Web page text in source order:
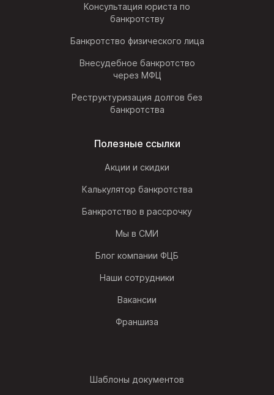
Консультация юриста по
банкротству
Банкротство физического лица
Внесудебное банкротство
через МФЦ
Реструктуризация долгов без
банкротства
Полезные ссылки
Акции и скидки
Калькулятор банкротства
Банкротство в рассрочку
Мы в СМИ
Блог компании ФЦБ
Наши сотрудники
Вакансии
Франшиза
Шаблоны документов